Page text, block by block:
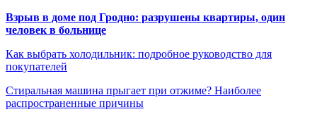
Взрыв в доме под Гродно: разрушены квартиры, один
человек в больнице
Как выбрать холодильник: подробное руководство для
покупателей
Стиральная машина прыгает при отжиме? Наиболее
распространенные причины